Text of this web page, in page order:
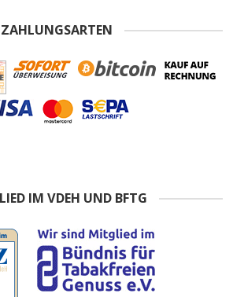
ZAHLUNGSARTEN
IM VDEH UND BFTG